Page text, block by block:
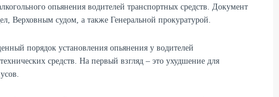
опьянения водителей транспортных средств. Документ
Верховным судом, а также Генеральной прокуратурой.
порядок установления опьянения у водителей
средств. На первый взгляд – это ухудшение для